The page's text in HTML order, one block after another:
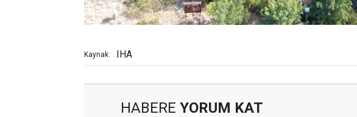
Kaynak: IHA
HABERE YORUM KAT